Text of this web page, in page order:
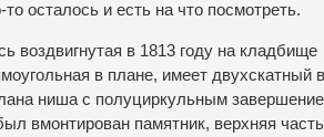
осталось и есть на что посмотреть.
воздвигнутая в 1813 году на кладбище
в плане, имеет двухскатный
ниша с полуциркульным
вмонтирован памятник, верхняя часть